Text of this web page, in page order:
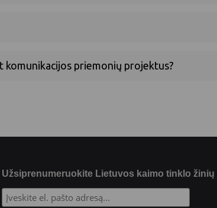
komunikacijos priemonių projektus?
Užsiprenumeruokite Lietuvos kaimo tinklo